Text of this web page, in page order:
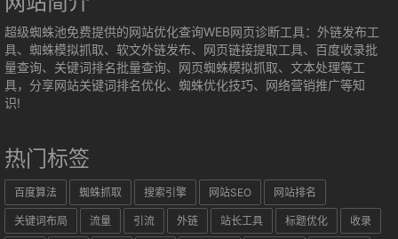
超级蜘蛛池免费提供的网站优化查询WEB网页诊断工具：外链发布工
具、蜘蛛模拟抓取、软文外链发布、网页链接提取工具、百度收录批
量查询、关键词排名批量查询、网页蜘蛛模拟抓取、文本处理等工
具，分享网站关键词排名优化、蜘蛛优化技巧、网络营销推广等知
识!
热门标签
百度算法 蜘蛛抓取 搜索引擎 网站SEO 网站排名
关键词布局 流量 引流 外链 站长工具 标题优化 收录